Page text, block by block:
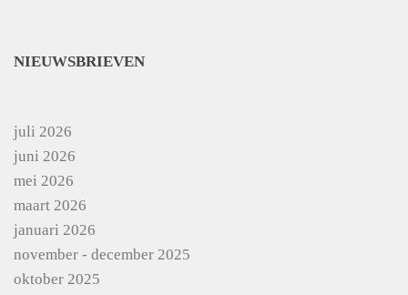
NIEUWSBRIEVEN
juli 2026
juni 2026
mei 2026
maart 2026
januari 2026
november - december 2025
oktober 2025